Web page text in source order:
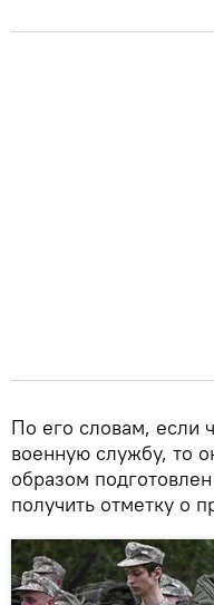
По его словам, если
военную службу, то
образом
получить отметку о